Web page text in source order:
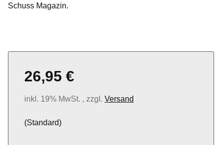
Schuss Magazin.
26,95 €
inkl. 19% MwSt. , zzgl. Versand
(Standard)